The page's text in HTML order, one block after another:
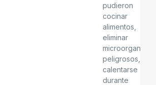
pudieron
cocinar
alimentos,
eliminar
microorganismos
peligrosos,
calentarse
durante